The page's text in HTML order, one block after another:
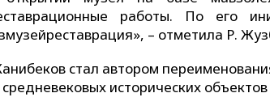
работы. По его
– отметила Р.
стал автором
исторических